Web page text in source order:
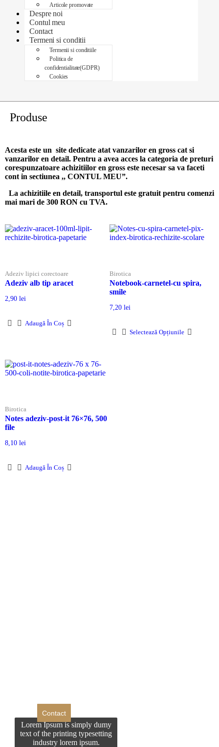
Articole promovate
Despre noi
Contul meu
Contact
Termeni si conditii
Termenii si conditiile
Politica de
confidentialitate(GDPR)
Cookies
Produse
Acesta este un site dedicate atat vanzarilor en gross cat si
vanzarilor en detail. Pentru a avea acces la categoria de preturi
corespunzatoare achizitiilor en gross este necesar sa va faceti
cont in sectiunea ,, CONTUL MEU”.
La achizitiile en detail, transportul este gratuit pentru comenzi
mai mari de 300 RON cu TVA.
Adeziv lipici corectoare
Adeziv alb tip aracet
2,90 lei
Adaugă În Coș
Birotica
Notebook-carnetel-cu spira,
smile
7,20 lei
Selectează Opțiunile
Birotica
Notes adeziv-post-it 76×76, 500
file
8,10 lei
Adaugă În Coș
Contact
Lorem Ipsum is simply dumy
text of the printing typesetting
industry lorem ipsum.